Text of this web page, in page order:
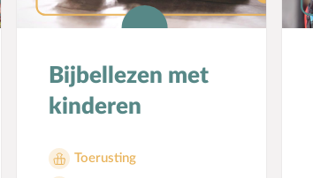
Bijbellezen met
kinderen
Toerusting